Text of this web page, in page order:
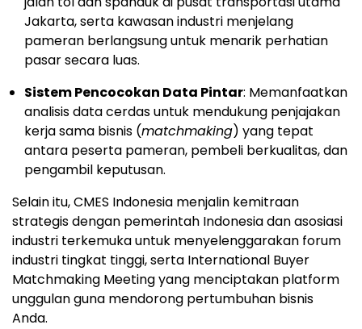
Jakarta, serta kawasan industri menjelang
pameran berlangsung untuk menarik perhatian
pasar secara luas.
Sistem Pencocokan Data Pintar: Memanfaatkan
analisis data cerdas untuk mendukung penjajakan
kerja sama bisnis (matchmaking) yang tepat
antara peserta pameran, pembeli berkualitas, dan
pengambil keputusan.
Selain itu, CMES Indonesia menjalin kemitraan
strategis dengan pemerintah Indonesia dan asosiasi
industri terkemuka untuk menyelenggarakan forum
industri tingkat tinggi, serta International Buyer
Matchmaking Meeting yang menciptakan platform
unggulan guna mendorong pertumbuhan bisnis
Anda.